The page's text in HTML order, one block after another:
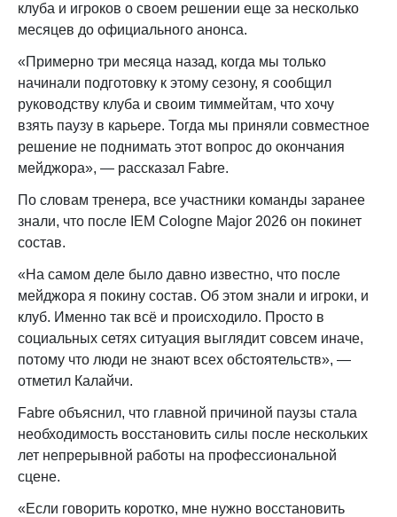
клуба и игроков о своем решении еще за несколько
месяцев до официального анонса.
«Примерно три месяца назад, когда мы только
начинали подготовку к этому сезону, я сообщил
руководству клуба и своим тиммейтам, что хочу
взять паузу в карьере. Тогда мы приняли совместное
решение не поднимать этот вопрос до окончания
мейджора», — рассказал Fabre.
По словам тренера, все участники команды заранее
знали, что после IEM Cologne Major 2026 он покинет
состав.
«На самом деле было давно известно, что после
мейджора я покину состав. Об этом знали и игроки, и
клуб. Именно так всё и происходило. Просто в
социальных сетях ситуация выглядит совсем иначе,
потому что люди не знают всех обстоятельств», —
отметил Калайчи.
Fabre объяснил, что главной причиной паузы стала
необходимость восстановить силы после нескольких
лет непрерывной работы на профессиональной
сцене.
«Если говорить коротко, мне нужно восстановить